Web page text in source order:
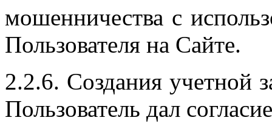
мошенничества с
Пользователя на Сайте.
2.2.6. Создания учетной
Пользователь дал